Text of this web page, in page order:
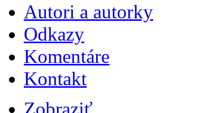
Autori a autorky
Odkazy
Komentáre
Kontakt